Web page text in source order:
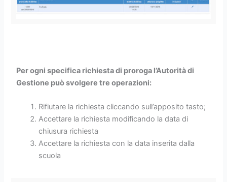
Per ogni specifica richiesta di proroga l’Autorità di
Gestione può svolgere tre operazioni:
Rifiutare la richiesta cliccando sull’apposito tasto;
Accettare la richiesta modificando la data di
chiusura richiesta
Accettare la richiesta con la data inserita dalla
scuola